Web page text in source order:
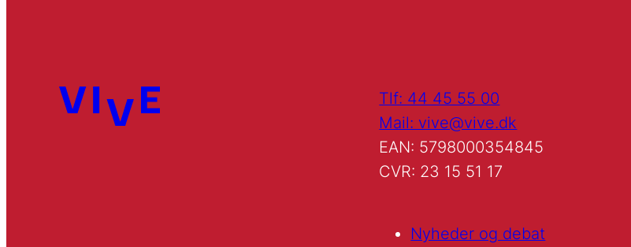
Tlf: 44 45 55 00
Mail: vive@vive.dk
EAN: 5798000354845
CVR: 23 15 51 17
Nyheder og debat